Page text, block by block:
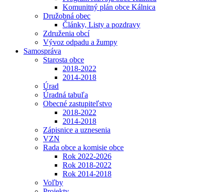
Komunitný plán obce Kálnica
Družobná obec
Články, Listy a pozdravy
Združenia obcí
Vývoz odpadu a žumpy
Samospráva
Starosta obce
2018-2022
2014-2018
Úrad
Úradná tabuľa
Obecné zastupiteľstvo
2018-2022
2014-2018
Zápisnice a uznesenia
VZN
Rada obce a komisie obce
Rok 2022-2026
Rok 2018-2022
Rok 2014-2018
Voľby